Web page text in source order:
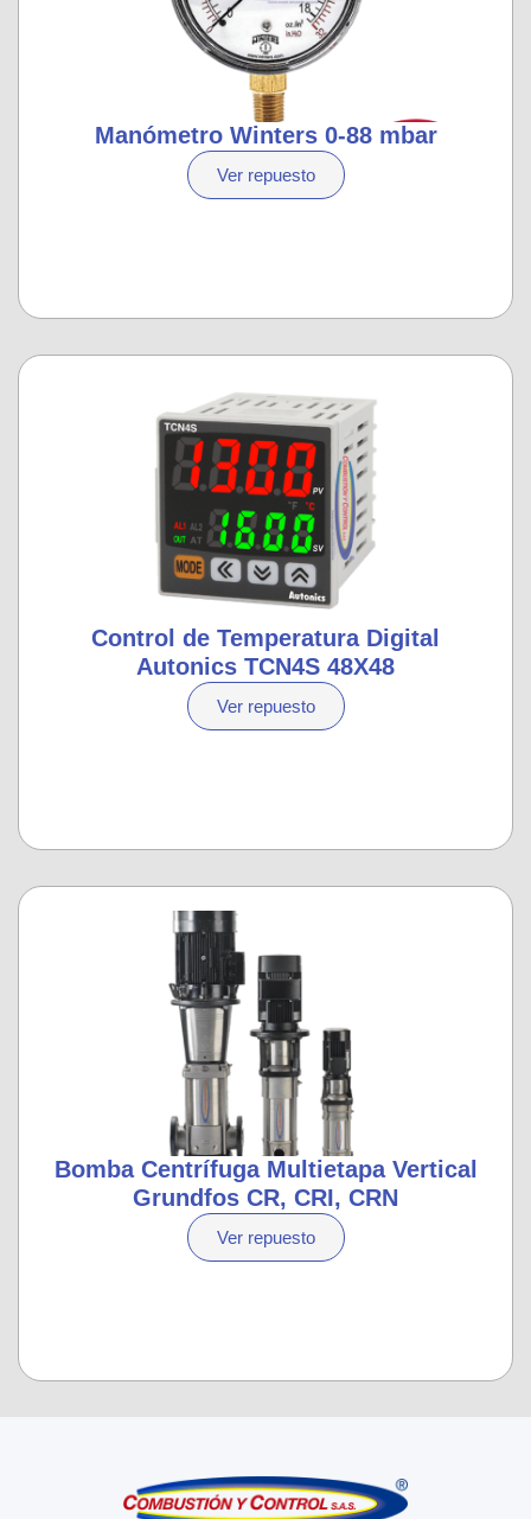
Manómetro Winters 0-88 mbar
Ver repuesto
Control de Temperatura Digital
Autonics TCN4S 48X48
Ver repuesto
Bomba Centrífuga Multietapa Vertical
Grundfos CR, CRI, CRN
Ver repuesto